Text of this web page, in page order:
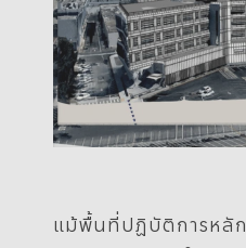
แม้พื้นที่ปฏิบัติการหลั